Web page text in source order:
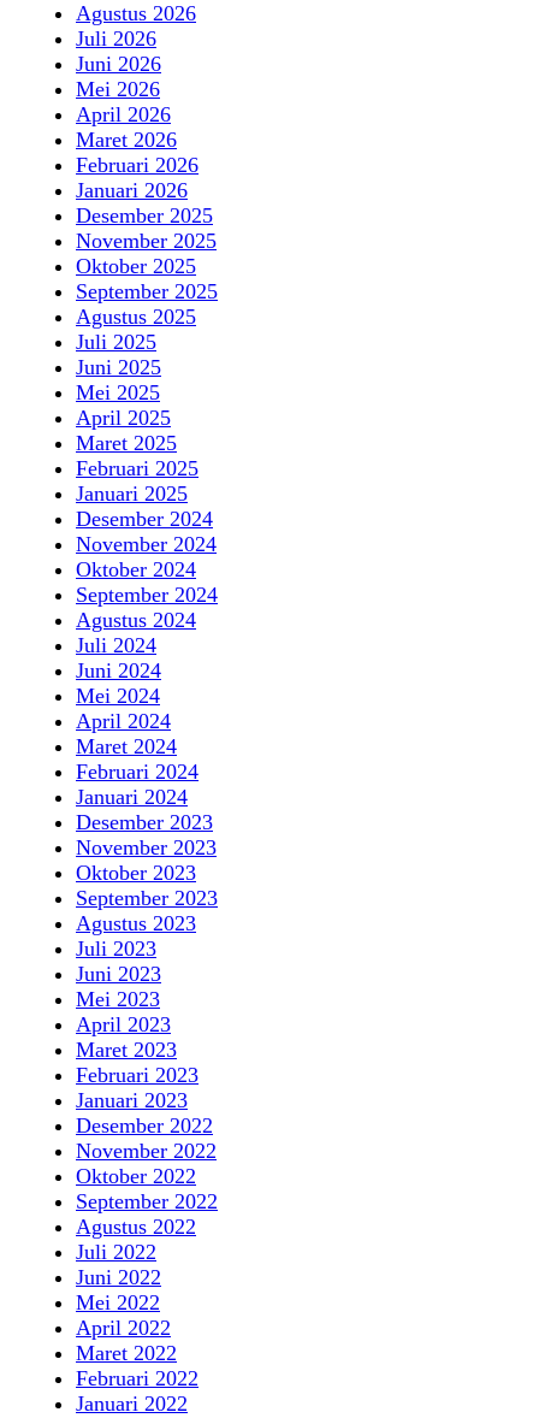
Agustus 2026
Juli 2026
Juni 2026
Mei 2026
April 2026
Maret 2026
Februari 2026
Januari 2026
Desember 2025
November 2025
Oktober 2025
September 2025
Agustus 2025
Juli 2025
Juni 2025
Mei 2025
April 2025
Maret 2025
Februari 2025
Januari 2025
Desember 2024
November 2024
Oktober 2024
September 2024
Agustus 2024
Juli 2024
Juni 2024
Mei 2024
April 2024
Maret 2024
Februari 2024
Januari 2024
Desember 2023
November 2023
Oktober 2023
September 2023
Agustus 2023
Juli 2023
Juni 2023
Mei 2023
April 2023
Maret 2023
Februari 2023
Januari 2023
Desember 2022
November 2022
Oktober 2022
September 2022
Agustus 2022
Juli 2022
Juni 2022
Mei 2022
April 2022
Maret 2022
Februari 2022
Januari 2022